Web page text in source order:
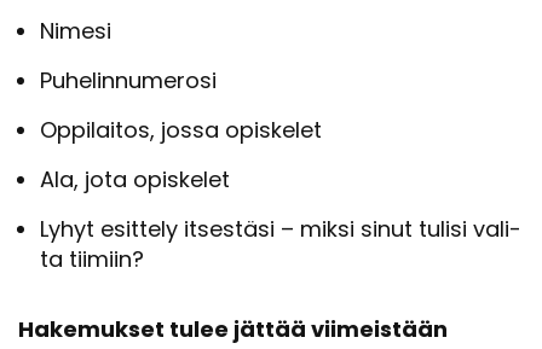
Ni­me­si
Pu­he­lin­nu­me­ro­si
Op­pi­lai­tos, jossa opis­ke­let
Ala, jota opis­ke­let
Lyhyt esit­te­ly it­ses­tä­si – miksi sinut tu­li­si va­li­
ta tii­miin?
Ha­ke­muk­set tulee jät­tää vii­meis­tään